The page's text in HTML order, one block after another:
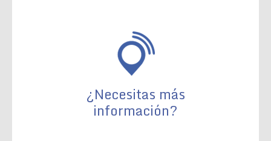
¿Necesitas más
información?